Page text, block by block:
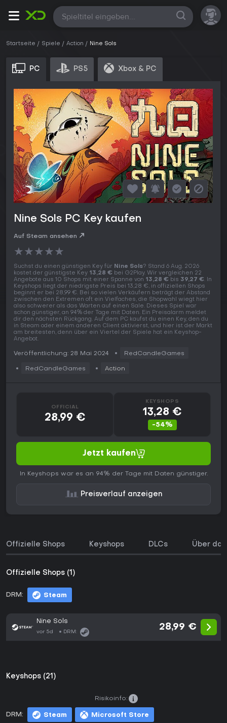
Alle
Startseite Spiele Action Nine Sols
PC PS5 Xbox & PC
Nine Sols PC Key kaufen
Auf Steam ansehen
★★★★★
Suchst du einen günstigen Key für Nine Sols? Stand 6 Aug. 2026
kostet der günstigste Key 13,28 € bei G2Play. Wir vergleichen 22
Angebote aus 10 Shops mit einer Spanne von 13,28 € bis 39,27 €. In
Keyshops liegt der niedrigste Preis bei 13,28 €, in offiziellen Shops
beginnt er bei 28,99 €. Bei so vielen Verkäufern beträgt der Abstand
zwischen den Extremen oft ein Vielfaches, die Shopwahl wiegt hier
also schwerer als das Warten auf einen Sale. Dieses Spiel war
schon günstiger, an 94% der Tage mit Daten. Ein Preisalarm meldet
dir den nächsten Rückgang. Auf dem PC kaufst du einen Key, den du
in Steam oder einem anderen Client aktivierst, und hier ist der Markt
am breitesten, denn über ein Viertel der Spiele hat ein Keyshop-
Angebot.
Veröffentlichung: 28 Mai 2024 RedCandleGames
RedCandleGames Action
OFFICIAL
28,99 €
KEYSHOPS
13,28 €
-54%
Jetzt kaufen
In Keyshops war es an 94% der Tage mit Daten günstiger.
Preisverlauf anzeigen
Offizielle Shops Keyshops DLCs Über
Offizielle Shops (1)
DRM: Steam
Nine Sols
vor 5d DRM:
28,99 €
Keyshops (21)
DRM: Steam Microsoft Store
Risikoinfo: